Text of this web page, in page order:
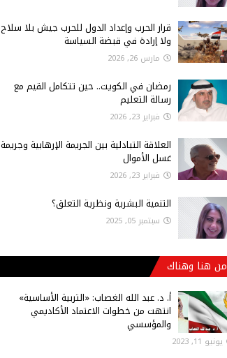
قرار الحرب وإعداد الدول للحرب جيش بلا سلاح
ولا إرادة في قبضة السياسة
مارس 26, 2026
رمضان في الكويت.. حين تتكامل القيم مع
رسالة التعليم
فبراير 23, 2026
العلاقة التبادلية بين الجريمة الإرهابية وجريمة
غسل الأموال
فبراير 23, 2026
التنمية البشرية ونظرية التعلق؟
سبتمبر 05, 2025
من هنا وهناك
أ‌. د. عبد الله الغصاب: «التربية الأساسية»
انتهت من خطوات الاعتماد الأكاديمي
والمؤسسي
يونيو 11, 2023